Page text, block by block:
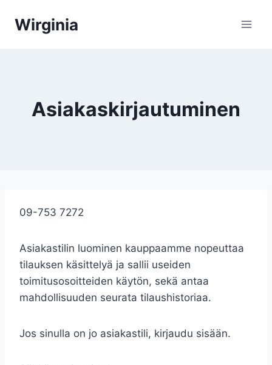
sisältöön
Wirginia
Asiakaskirjautuminen
09-753 7272
Asiakastilin luominen kauppaamme nopeuttaa
tilauksen käsittelyä ja sallii useiden
toimitusosoitteiden käytön, sekä antaa
mahdollisuuden seurata tilaushistoriaa.
Jos sinulla on jo asiakastili, kirjaudu sisään.